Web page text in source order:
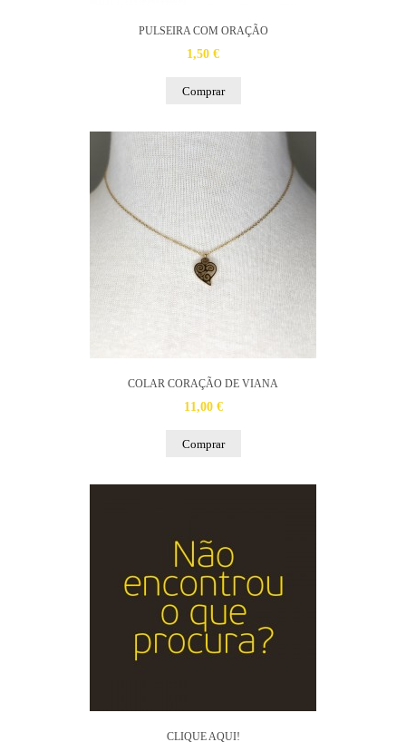
PULSEIRA COM ORAÇÃO
1,50 €
Comprar
COLAR CORAÇÃO DE VIANA
11,00 €
Comprar
CLIQUE AQUI!